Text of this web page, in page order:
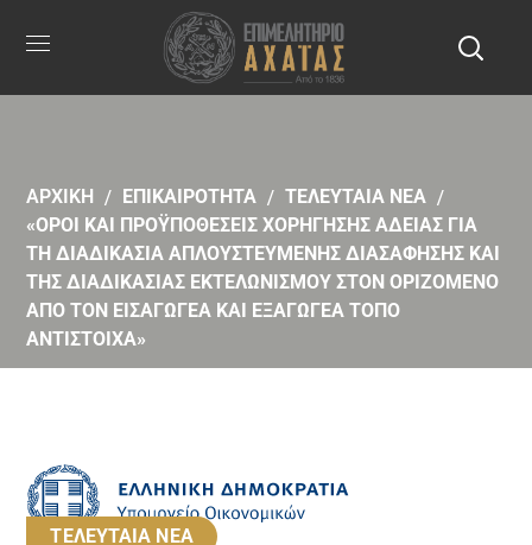
ΑΡΧΙΚΗ ΕΠΙΚΑΙΡΟΤΗΤΑ
ΤΕΛΕΥΤΑΙΑ ΝΕΑ
«ΟΡΟΙ ΚΑΙ ΠΡΟΫΠΟΘΕΣΕΙΣ ΧΟΡΗΓΗΣΗΣ ΑΔΕΙΑΣ ΓΙΑ
ΤΗ ΔΙΑΔΙΚΑΣΙΑ ΑΠΛΟΥΣΤΕΥΜΕΝΗΣ ΔΙΑΣΑΦΗΣΗΣ ΚΑΙ
ΤΗΣ ΔΙΑΔΙΚΑΣΙΑΣ ΕΚΤΕΛΩΝΙΣΜΟΥ ΣΤΟΝ ΟΡΙΖΟΜΕΝΟ
ΑΠΟ ΤΟΝ ΕΙΣΑΓΩΓΕΑ ΚΑΙ ΕΞΑΓΩΓΕΑ ΤΟΠΟ
ΑΝΤΙΣΤΟΙΧΑ»
ΤΕΛΕΥΤΑΙΑ ΝΕΑ